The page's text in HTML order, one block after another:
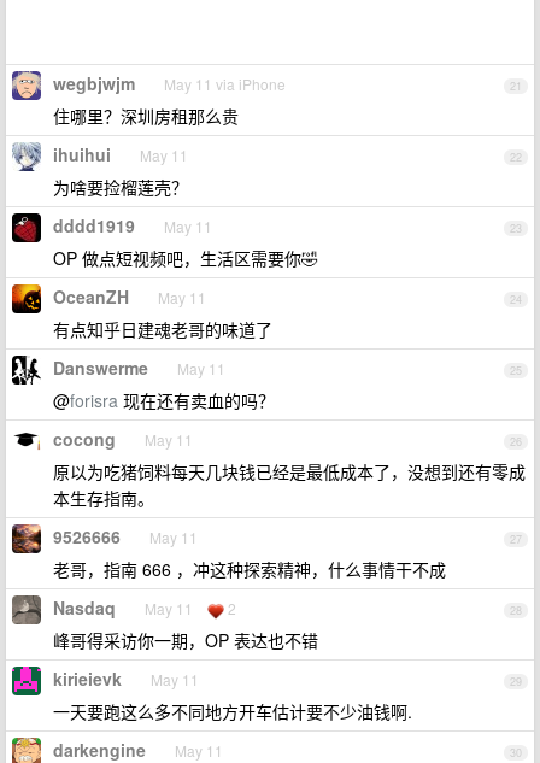
21
wegbjwjm May 11 via iPhone
住哪里？深圳房租那么贵
22
ihuihui May 11
为啥要捡榴莲壳？
23
dddd1919 May 11
OP 做点短视频吧，生活区需要你🤣
24
OceanZH May 11
有点知乎日建魂老哥的味道了
25
Danswerme May 11
@forisra 现在还有卖血的吗？
26
cocong May 11
原以为吃猪饲料每天几块钱已经是最低成本了，没想到还有零成
本生存指南。
27
9526666 May 11
老哥，指南 666 ，冲这种探索精神，什么事情干不成
28
Nasdaq May 11 2
峰哥得采访你一期，OP 表达也不错
29
kirieievk May 11
一天要跑这么多不同地方开车估计要不少油钱啊.
30
darkengine May 11